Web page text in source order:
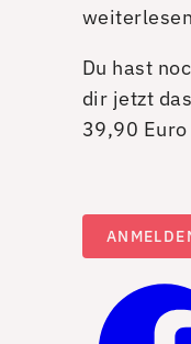
Du hast
dir jetzt
39,90